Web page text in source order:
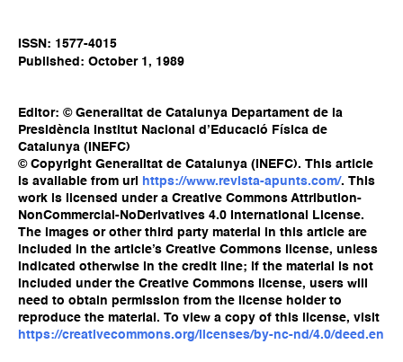
ISSN: 1577-4015
Published: October 1, 1989
Editor: © Generalitat de Catalunya Departament de la
Presidència Institut Nacional d’Educació Física de
Catalunya (INEFC)
© Copyright Generalitat de Catalunya (INEFC). This article
is available from url
https://www.revista-apunts.com/. This
work is licensed under a Creative Commons Attribution-
NonCommercial-NoDerivatives 4.0 International License.
The images or other third party material in this article are
included in the article’s Creative Commons license, unless
indicated otherwise in the credit line; if the material is not
included under the Creative Commons license, users will
need to obtain permission from the license holder to
reproduce the material. To view a copy of this license, visit
https://creativecommons.org/licenses/by-nc-nd/4.0/deed.en